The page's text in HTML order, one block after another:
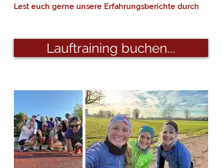
Lest euch gerne unsere Erfahrungsberichte durch
Lauftraining buchen...